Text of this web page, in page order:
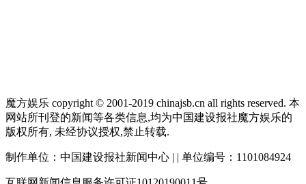
魔方娱乐 copyright © 2001-2019 chinajsb.cn all rights reserved. 本
网站所刊登的新闻等各类信息,均为中国建设报社魔方娱乐的
版权所有, 未经协议授权,禁止转载.
制作单位：中国建设报社新闻中心 | | 单位编号：1101084924